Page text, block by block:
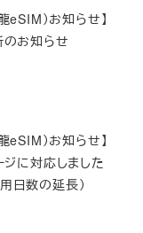
eSIM）お知らせ】
お知らせ
eSIM）お知らせ】
ジに対応しました
日数の延長）